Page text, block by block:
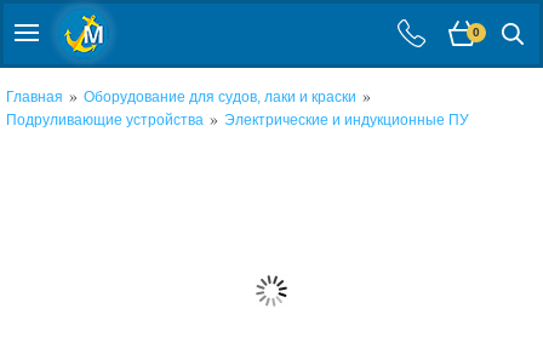
0
Главная » Оборудование для судов, лаки и краски »
Подруливающие устройства » Электрические и индукционные ПУ